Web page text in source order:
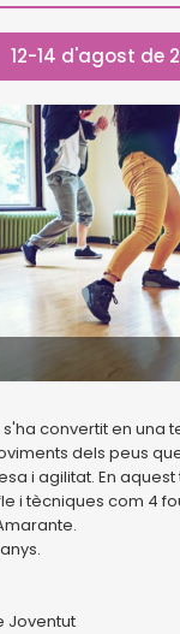
12-14 d'agost de
convertit en una
dels peus
i agilitat. En
i tècniques com 4
Joventut